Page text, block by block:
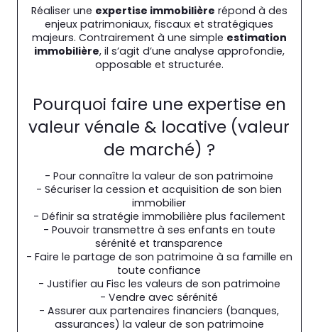
Réaliser une expertise immobilière répond à des
enjeux patrimoniaux, fiscaux et stratégiques
majeurs. Contrairement à une simple estimation
immobilière, il s’agit d’une analyse approfondie,
opposable et structurée.
Pourquoi faire une expertise en
valeur vénale & locative (valeur
de marché) ?
- Pour connaître la valeur de son patrimoine
- Sécuriser la cession et acquisition de son bien
immobilier
- Définir sa stratégie immobilière plus facilement
- Pouvoir transmettre à ses enfants en toute
sérénité et transparence
- Faire le partage de son patrimoine à sa famille en
toute confiance
- Justifier au Fisc les valeurs de son patrimoine
- Vendre avec sérénité
- Assurer aux partenaires financiers (banques,
assurances) la valeur de son patrimoine